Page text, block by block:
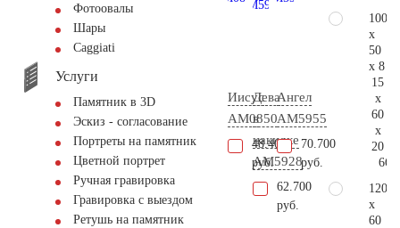
Фотоовалы
Шары
Сaggiati
Услуги
Памятник в 3D
Эскиз - согласование
Портреты на памятник
Цветной портрет
Ручная гравировка
Гравировка с выездом
Ретушь на памятник
Иисус
AM0850
48.400
руб.
Дева
в
накидке
AM5928
62.700
руб.
Ангел
AM5955
70.700
руб.
100
x
50
x 8
15
x
60
x
20
120
x
60